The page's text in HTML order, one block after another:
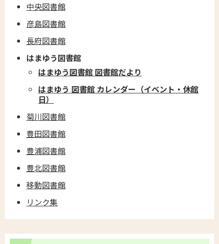
中央図書館
彦島図書館
長府図書館
はまゆう図書館
はまゆう図書館 図書館だより
はまゆう 図書館 カレンダー（イベント・休館
日）
菊川図書館
豊田図書館
豊浦図書館
豊北図書館
移動図書館
リンク集